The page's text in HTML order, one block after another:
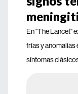
En "The Lancet"
frías y anomalías
síntomas